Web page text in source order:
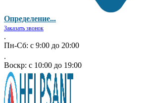
Определение...
Заказать звонок
.
Пн-Сб: с 9:00 до 20:00
.
Воскр: с 10:00 до 19:00